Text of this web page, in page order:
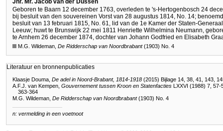
Geboren te Baarn 12 december 1763, overleden te 's-Hertogenbosch 24
bij besluit van den souvereinen Vorst van 28 augustus 1814, No. 14;
besluit van 13 februari 1815, No. 61, lid van de 1e Kamer der Staten-
Leeuw; huwt te Brunswijk 22 mei 1811 Henriette Wilhelmina Neumann,
te Arnhem 26 december 1874, dochter van Johann Godfried en Elisabeth
M.G. Wildeman, De Ridderschap van Noordbrabant(1903) No. 4
Literatuur en bronnenpublicaties
Klaasje Douma, De adel in Noord-Brabant, 1814-1918 (2015) Bijlage 14, 38, 41, 143,
A.F.J. van Kempen, Gouvernement tussen Kroon en Statenfacties LXXVI (1988) 7, 57-
363-364
M.G. Wildeman, De Ridderschap van Noordbrabant(1903) No. 4
n: vermelding in een voetnoot